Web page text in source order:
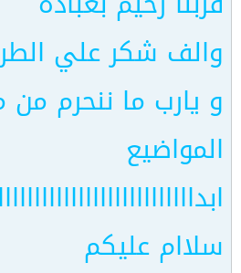
والف شكر علي
و يارب ما ننحرم
المواضيع
سلاام عليكم